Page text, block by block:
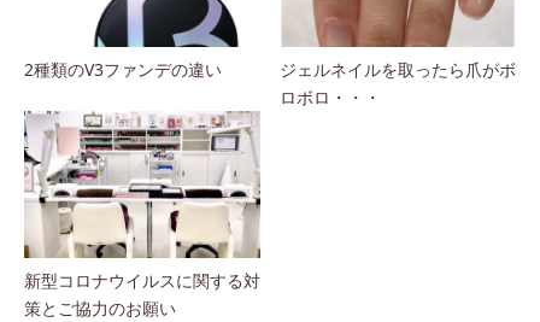
2種類のV3ファンデの違い
ジェルネイルを取ったら爪がボ
ロボロ・・・
新型コロナウイルスに関する対
策とご協力のお願い